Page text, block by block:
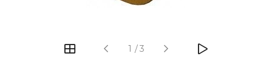
1 /3